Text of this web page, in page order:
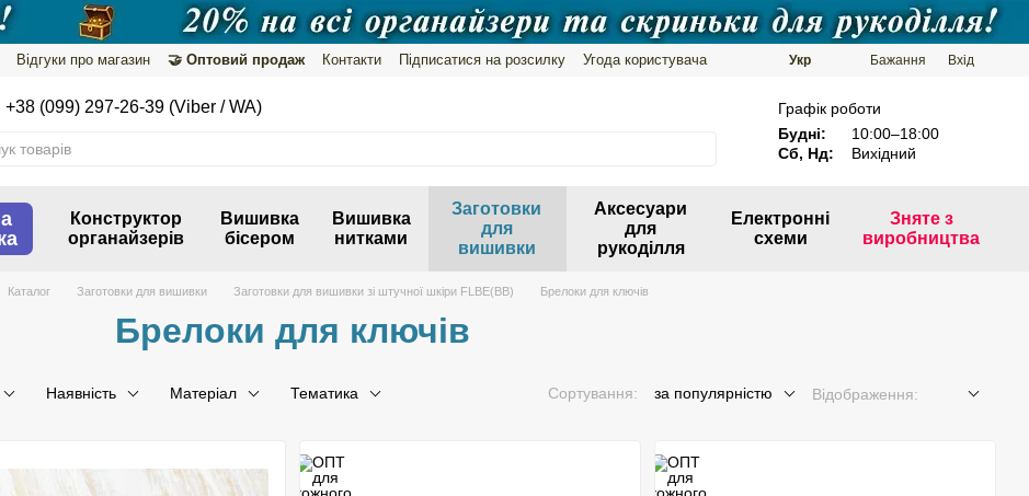
Відгуки про магазин 🤝 Оптовий продаж Контакти Підписатися на розсилку
Угода користувача
Укр Бажання Вхід
+38 (099) 297-26-39 (Viber / WA)
Графік роботи
Будні:
10:00–18:00
Сб, Нд:
Вихідний
Конструктор
органайзерів
Вишивка
бісером
Вишивка
нитками
Заготовки
для
вишивки
Аксесуари
для
рукоділля
Електронні
схеми
Зняте з
виробництва
Каталог Заготовки для вишивки Заготовки для вишивки зі штучної шкіри FLBE(BB) Брелоки для ключів
Брелоки для ключів
Наявність Матеріал Тематика Сортування: за популярністю Відображення: